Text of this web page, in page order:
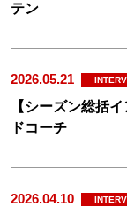
テン
2026.05.21
【シーズン総括
ドコーチ
2026.04.10